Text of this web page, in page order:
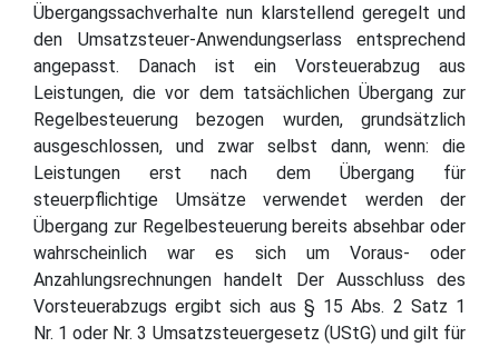
Übergangssachverhalte nun klarstellend geregelt und
den Umsatzsteuer-Anwendungserlass entsprechend
angepasst. Danach ist ein Vorsteuerabzug aus
Leistungen, die vor dem tatsächlichen Übergang zur
Regelbesteuerung bezogen wurden, grundsätzlich
ausgeschlossen, und zwar selbst dann, wenn: die
Leistungen erst nach dem Übergang für
steuerpflichtige Umsätze verwendet werden der
Übergang zur Regelbesteuerung bereits absehbar oder
wahrscheinlich war es sich um Voraus- oder
Anzahlungsrechnungen handelt Der Ausschluss des
Vorsteuerabzugs ergibt sich aus § 15 Abs. 2 Satz 1
Nr. 1 oder Nr. 3 Umsatzsteuergesetz (UStG) und gilt für